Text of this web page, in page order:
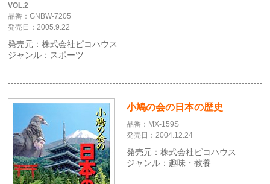
VOL.2
品番：GNBW-7205
発売日：2005.9.22
発売元：株式会社ピコハウス
ジャンル：スポーツ
小鳩の会の日本の歴史
品番：MX-159S
発売日：2004.12.24
発売元：株式会社ピコハウス
ジャンル：趣味・教養